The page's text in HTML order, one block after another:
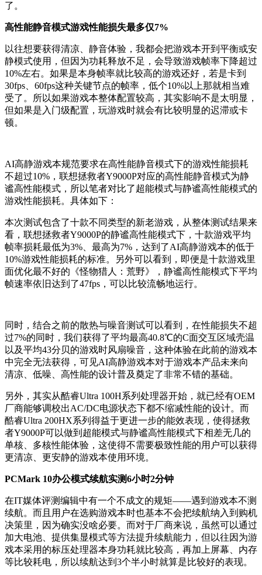
了。
高性能静音模式游戏性能损失最多仅7%
以往想要获得清凉、静音体验，我都会把游戏本开到平衡或安
静模式使用，但因为功耗释放不足，会导致游戏帧率下降超过
10%左右。如果是本身帧率就比较高的游戏还好，若是卡到
30fps、60fps这种关键节点的帧率，低个10%以上那就相当难
受了。所以如果游戏本整体配置较高，其实影响不是太明显，
但如果是入门级配置，玩游戏时就会有比较明显的迟滞或卡
顿。
AI高静游戏本规范要求在高性能静音模式下的游戏性能损耗
不超过10%，联想拯救者Y9000P对应的高性能静音模式为静
谧高性能模式，所以笔者对比了超能模式与静谧高性能模式的
游戏性能损耗。具体如下：
本次测试包含了十款不同类型的新老游戏，从整体测试结果来
看，联想拯救者Y9000P的静谧高性能模式下，十款游戏平均
帧率损耗最低为3%、最高为7%，达到了AI高静游戏本的低于
10%游戏性能损耗的标准。另外可以看到，即便是十款游戏里
面优化最不好的《怪物猎人：荒野》，静谧高性能模式下平均
帧速率依旧达到了47fps，可以比较流畅地运行。
同时，结合之前的散热与噪音测试可以看到，在性能损失不超
过7%的同时，我们获得了平均最高40.8℃的C面交互区域壳温
以及平均43分贝的游戏时风扇噪音，这种体验在此前的游戏本
中完全无法获得，可见AI高静游戏本对于游戏本产品未来向
清凉、低噪、高性能的设计普及奠定了非常不错的基础。
另外，其实从酷睿Ultra 100H系列处理器开始，就已经有OEM
厂商能够调校出AC/DC电源状态下都不缩减性能的设计。而
酷睿Ultra 200HX系列得益于更进一步的能效表现，使得拯救
者Y9000P可以做到超能模式与静谧高性能模式下相差无几的
单核、多核性能体验，这使得不需要极致性能的用户可以获得
更清凉、更安静的游戏本使用环境。
PCMark 10办公模式续航实测6小时2分钟
在IT媒体评测编辑中有一个不成文的规矩——遇到游戏本不测
续航。而且用户在选购游戏本时也基本不会把续航纳入到购机
决策里，因为确实没啥必要。而对于厂商来说，虽然可以通过
加大电池、提供集显模式等方法提升续航能力，但以往因为游
戏本采用的标压处理器本身功耗就比较高，再加上屏幕、内存
等比较耗电，所以续航达到3个半小时就算是比较好的表现。